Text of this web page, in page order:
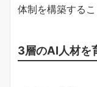
体制を構築するこ
3層のAI人材を